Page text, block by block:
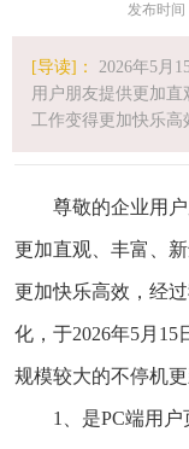
发布时间
[导读]：
2026年5月
用户朋友提供更加
工作变得更加快乐高
尊敬的企业用户
更加直观、丰富、
更加快乐高效，经
化，于2026年5月
规模较大的不停机
1、是PC端用户